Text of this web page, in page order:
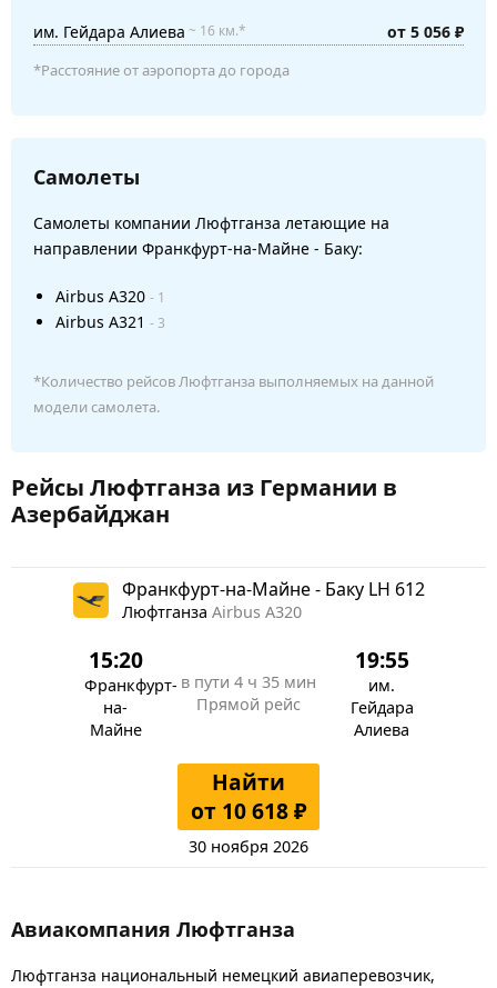
им. Гейдара Алиева ~ 16 км.* от 5 056 ₽
*Расстояние от аэропорта до города
Самолеты
Самолеты компании Люфтганза летающие на
направлении Франкфурт-на-Майне - Баку:
Airbus A320 - 1
Airbus A321 - 3
*Количество рейсов Люфтганза выполняемых на данной
модели самолета.
Рейсы Люфтганза из Германии в
Азербайджан
Франкфурт-на-Майне - Баку LH 612
Люфтганза Airbus A320
15:20
Франкфурт-
на-
Майне
в пути 4 ч 35 мин
Прямой рейс
19:55
им.
Гейдара
Алиева
Найти
от 10 618 ₽
30 ноября 2026
Авиакомпания Люфтганза
Люфтганза национальный немецкий авиаперевозчик,